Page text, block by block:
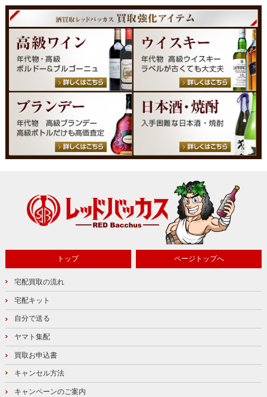
トップ ページトップへ
宅配買取の流れ
宅配キット
自分で送る
ヤマト集配
買取お申込書
キャンセル方法
キャンペーンのご案内